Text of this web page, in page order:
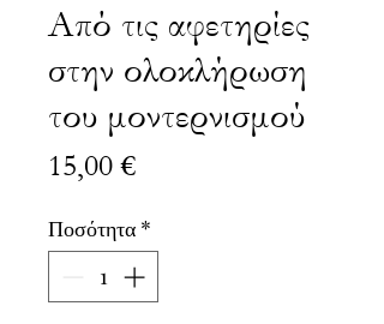
Από τις αφετηρίες
στην ολοκλήρωση
του μοντερνισμού
15,00 €Τιμή
Ποσότητα *